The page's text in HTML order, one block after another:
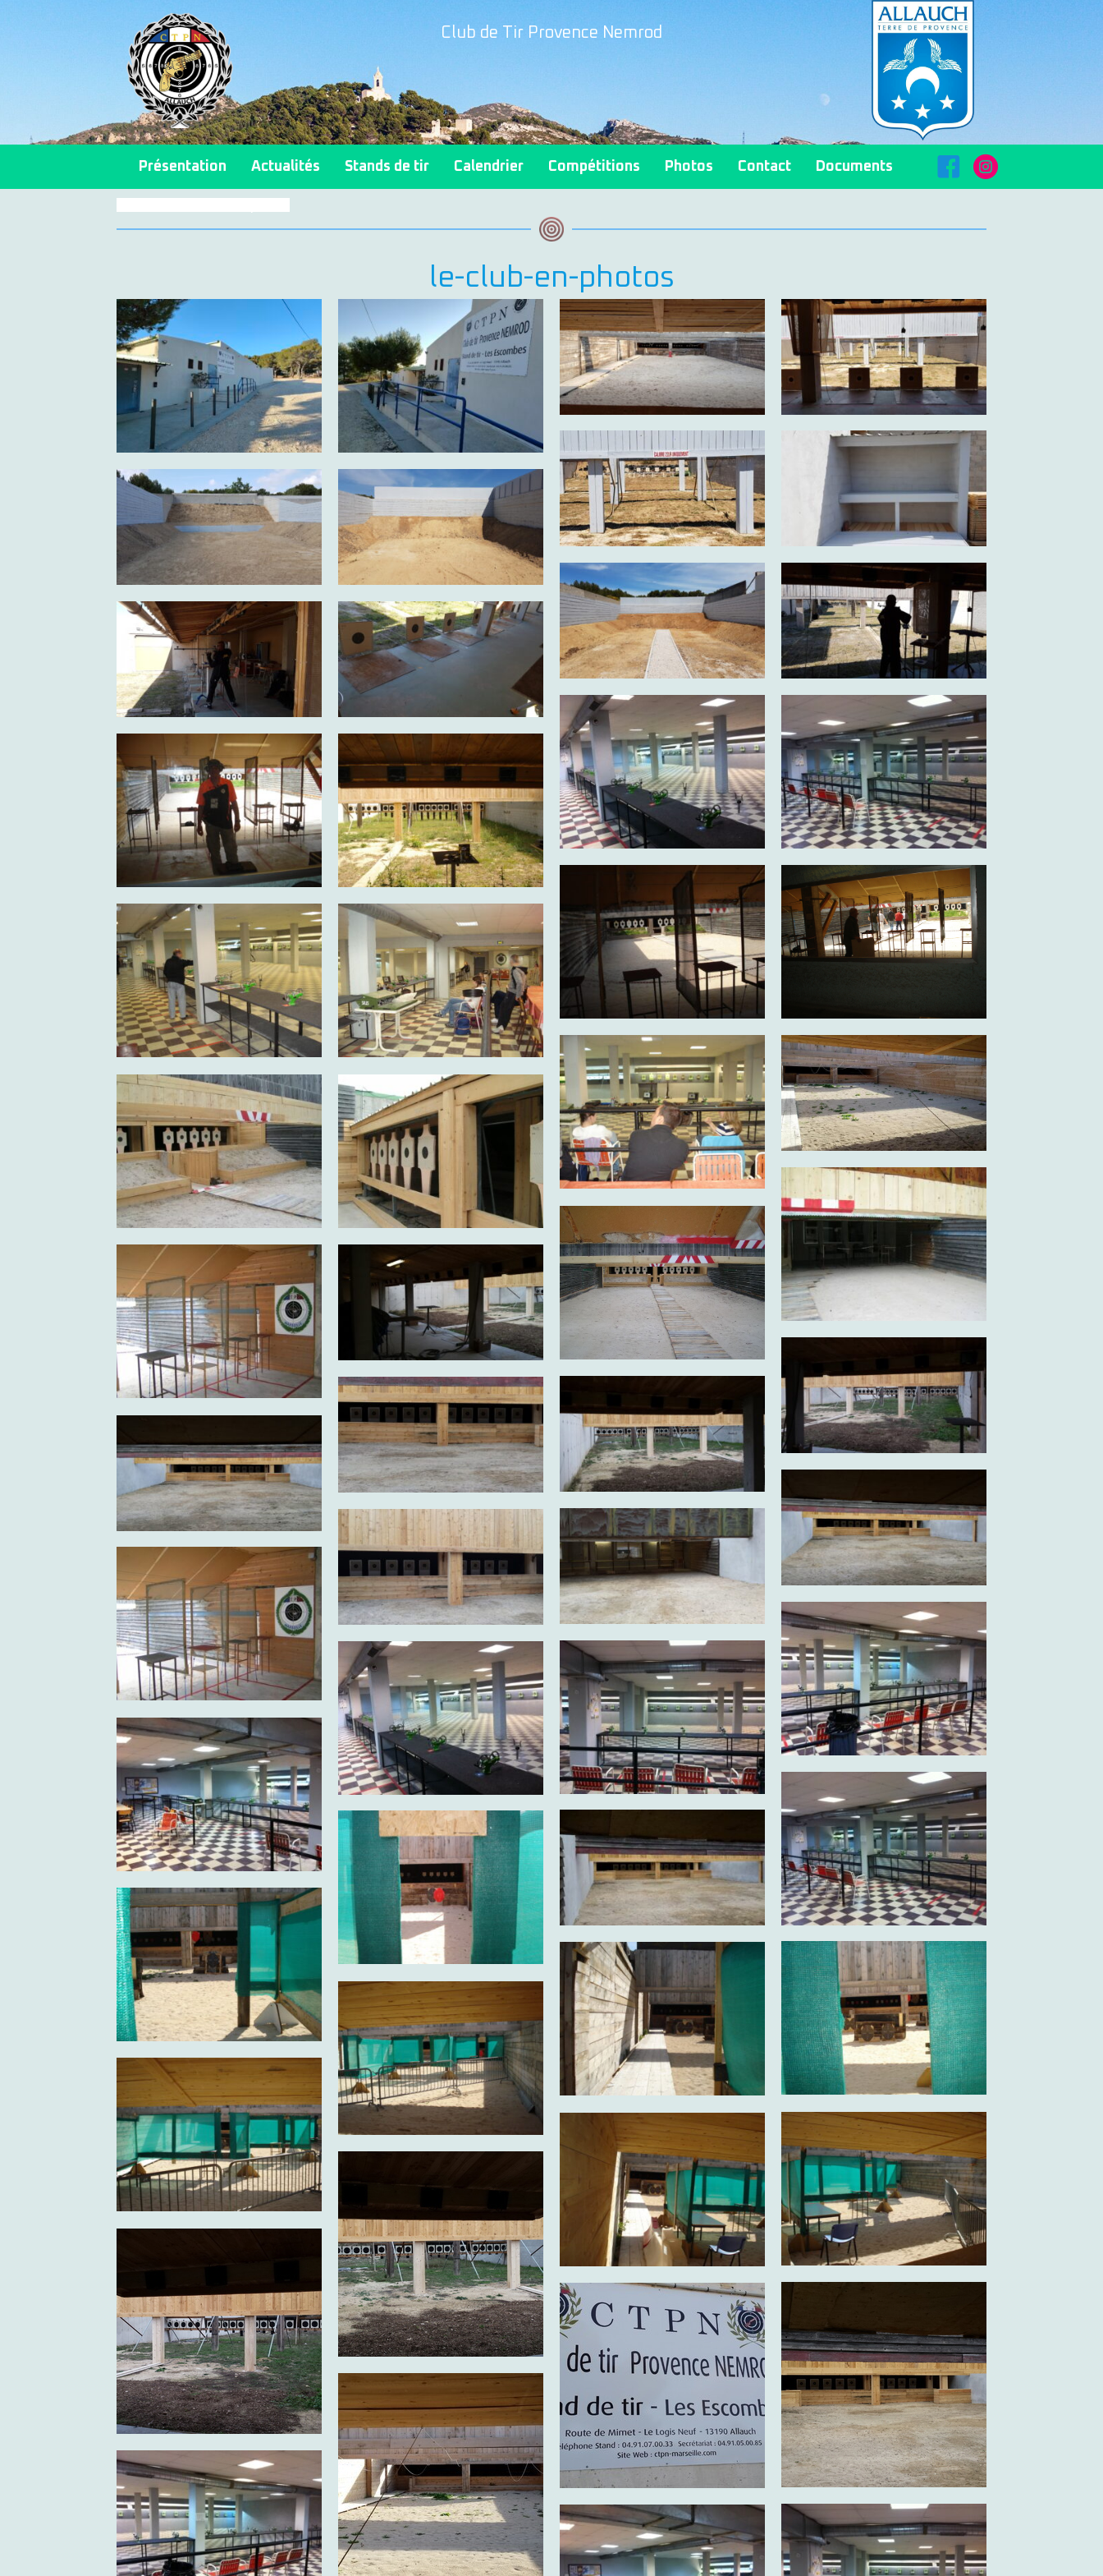
Club de Tir Provence Nemrod
Présentation Actualités Stands de tir Calendrier Compétitions Photos Contact Documents FaceBookInstagram
le-club-en-photos